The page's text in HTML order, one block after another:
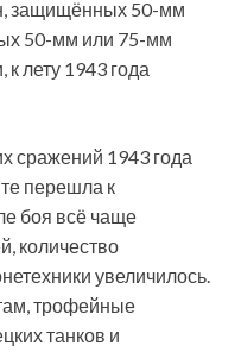
защищённых 50-мм
50-мм или 75-мм
лету 1943 года
сражений 1943 года
перешла к
боя всё чаще
количество
увеличилось.
трофейные
танков и